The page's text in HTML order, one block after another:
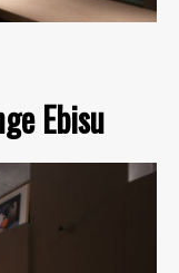
Ebisu